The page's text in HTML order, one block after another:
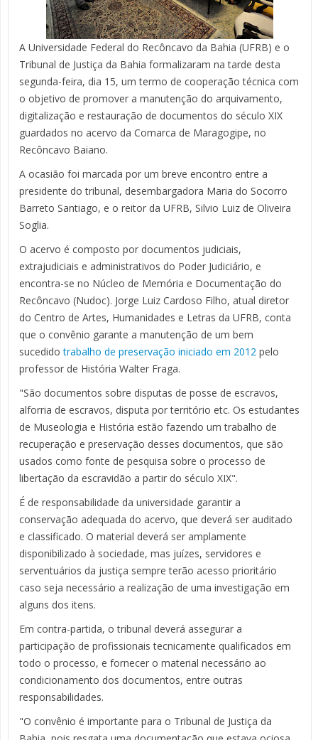
A Universidade Federal do Recôncavo da Bahia (UFRB) e o
Tribunal de Justiça da Bahia formalizaram na tarde desta
segunda-feira, dia 15, um termo de cooperação técnica com
o objetivo de promover a manutenção do arquivamento,
digitalização e restauração de documentos do século XIX
guardados no acervo da Comarca de Maragogipe, no
Recôncavo Baiano.
A ocasião foi marcada por um breve encontro entre a
presidente do tribunal, desembargadora Maria do Socorro
Barreto Santiago, e o reitor da UFRB, Silvio Luiz de Oliveira
Soglia.
O acervo é composto por documentos judiciais,
extrajudiciais e administrativos do Poder Judiciário, e
encontra-se no Núcleo de Memória e Documentação do
Recôncavo (Nudoc). Jorge Luiz Cardoso Filho, atual diretor
do Centro de Artes, Humanidades e Letras da UFRB, conta
que o convênio garante a manutenção de um bem
sucedidotrabalho de preservação iniciado em 2012 pelo
professor de História Walter Fraga.
"São documentos sobre disputas de posse de escravos,
alforria de escravos, disputa por território etc. Os estudantes
de Museologia e História estão fazendo um trabalho de
recuperação e preservação desses documentos, que são
usados como fonte de pesquisa sobre o processo de
libertação da escravidão a partir do século XIX".
É de responsabilidade da universidade garantir a
conservação adequada do acervo, que deverá ser auditado
e classificado. O material deverá ser amplamente
disponibilizado à sociedade, mas juízes, servidores e
serventuários da justiça sempre terão acesso prioritário
caso seja necessário a realização de uma investigação em
alguns dos itens.
Em contra-partida, o tribunal deverá assegurar a
participação de profissionais tecnicamente qualificados em
todo o processo, e fornecer o material necessário ao
condicionamento dos documentos, entre outras
responsabilidades.
"O convênio é importante para o Tribunal de Justiça da